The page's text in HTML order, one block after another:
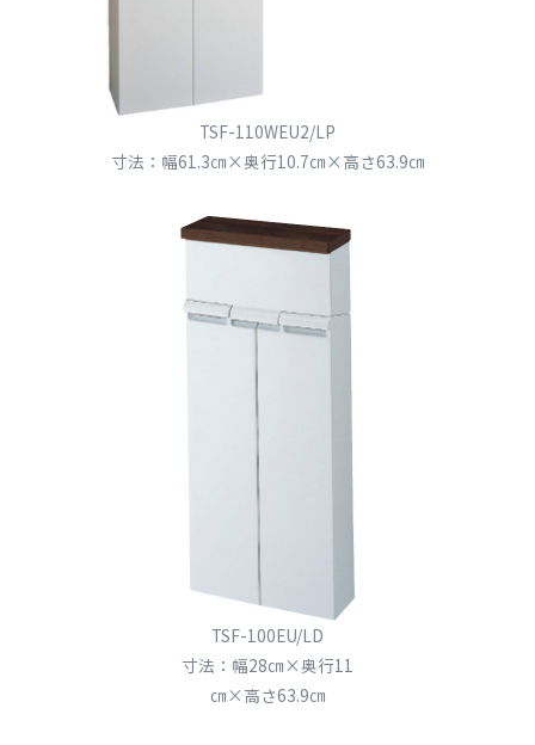
TSF-110WEU2/LP
寸法：幅61.3㎝×奥行10.7㎝×高さ63.9㎝
TSF-100EU/LD
寸法：幅28㎝×奥行11
㎝×高さ63.9㎝